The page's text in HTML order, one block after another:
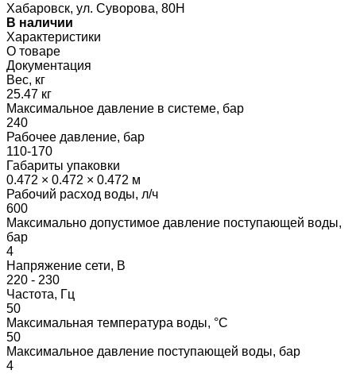
Хабаровск, ул. Суворова, 80Н
В наличии
Характеристики
О товаре
Документация
Вес, кг
25.47 кг
Максимальное давление в системе, бар
240
Рабочее давление, бар
110-170
Габариты упаковки
0.472 × 0.472 × 0.472 м
Рабочий расход воды, л/ч
600
Максимально допустимое давление поступающей воды,
бар
4
Напряжение сети, В
220 - 230
Частота, Гц
50
Максимальная температура воды, °С
50
Максимальное давление поступающей воды, бар
4